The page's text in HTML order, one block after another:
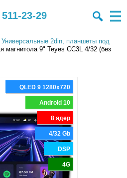
23-29
Универсальные 2din, планшеты под
магнитола 9" Teyes CC3L 4/32 (без
QLED 9 1280x720
Android 10
8 ядер
4/32 Gb
DSP
4G